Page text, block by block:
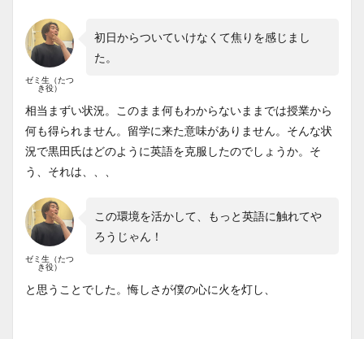
ゼミ生（たつ
き役）
初日からついていけなくて焦りを感じまし
た。
相当まずい状況。このまま何もわからないままでは授業から
何も得られません。留学に来た意味がありません。そんな状
況で黒田氏はどのように英語を克服したのでしょうか。そ
う、それは、、、
ゼミ生（たつ
き役）
この環境を活かして、もっと英語に触れてや
ろうじゃん！
と思うことでした。悔しさが僕の心に火を灯し、